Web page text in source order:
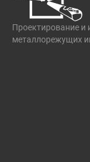
Проектирование и
металлорежущих